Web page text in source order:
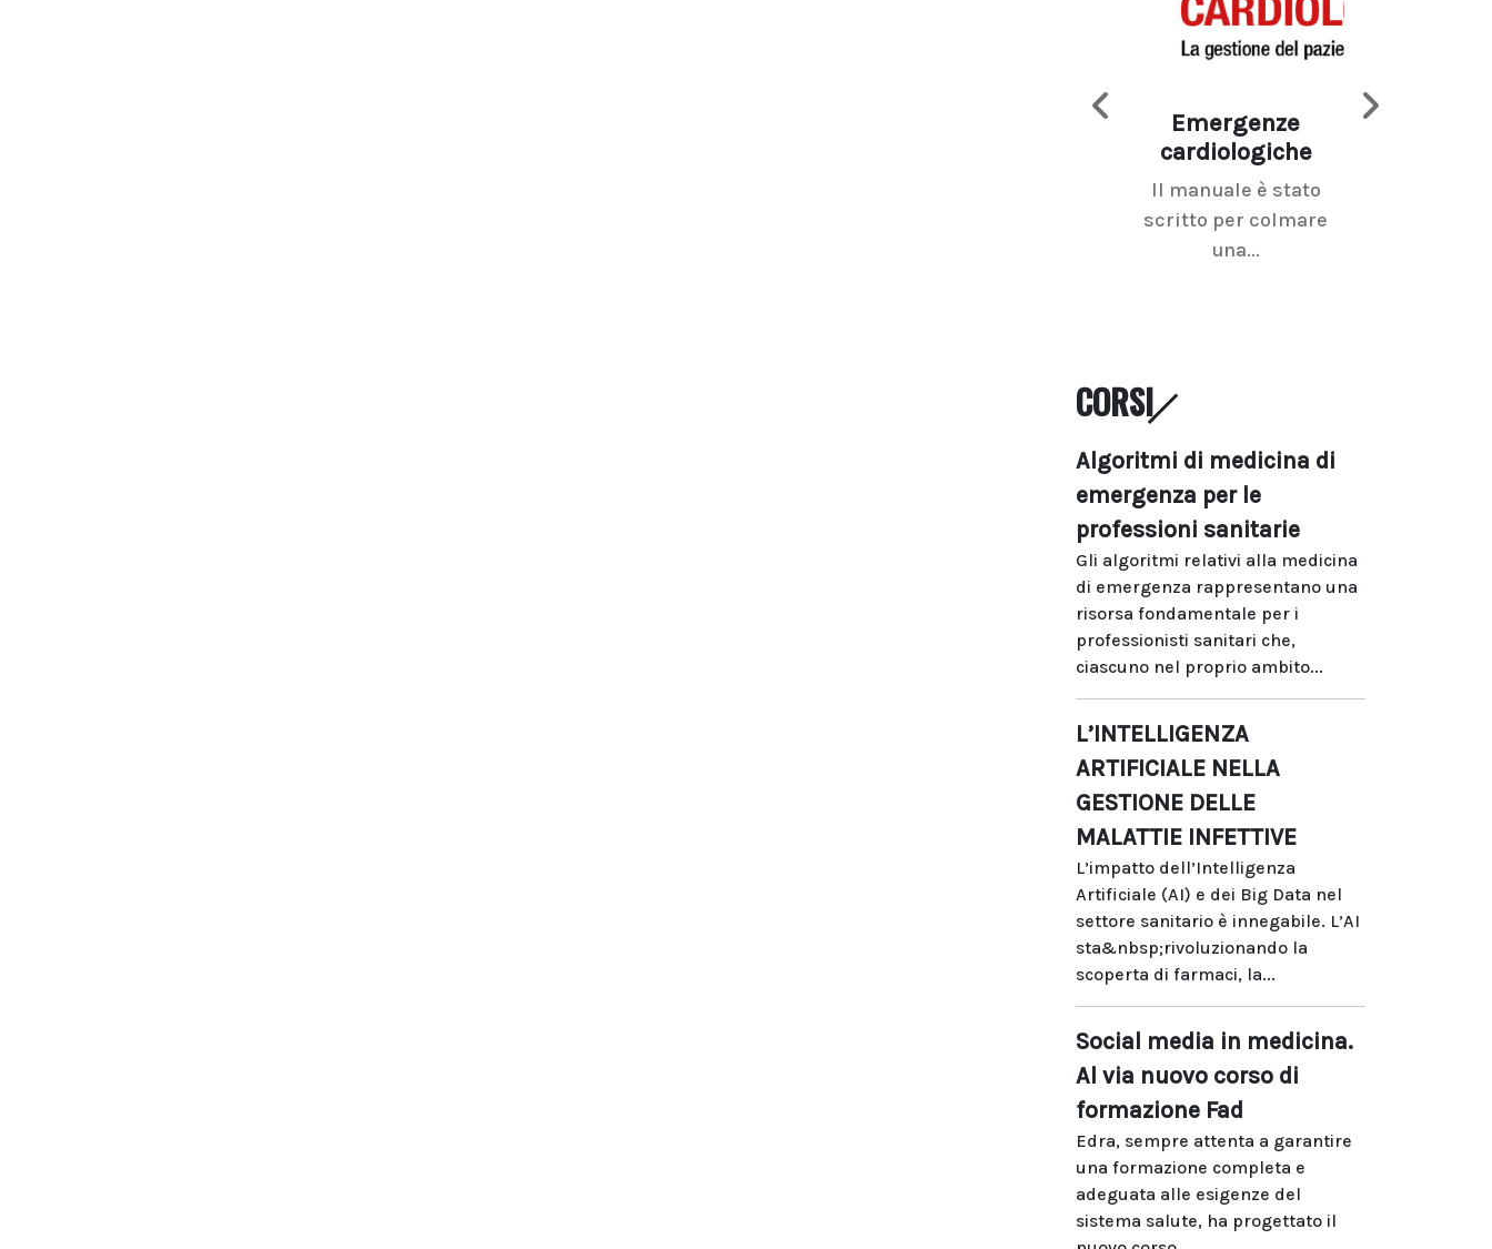
Emergenze
cardiologiche
Il manuale è stato
scritto per colmare
una...
CORSI
Algoritmi di medicina di
emergenza per le
professioni sanitarie
Gli algoritmi relativi alla medicina
di emergenza rappresentano una
risorsa fondamentale per i
professionisti sanitari che,
ciascuno nel proprio ambito...
L’INTELLIGENZA
ARTIFICIALE NELLA
GESTIONE DELLE
MALATTIE INFETTIVE
L’impatto dell’Intelligenza
Artificiale (AI) e dei Big Data nel
settore sanitario è innegabile. L’AI
sta&nbsp;rivoluzionando la
scoperta di farmaci, la...
Social media in medicina.
Al via nuovo corso di
formazione Fad
Edra, sempre attenta a garantire
una formazione completa e
adeguata alle esigenze del
sistema salute, ha progettato il